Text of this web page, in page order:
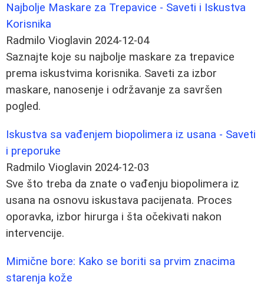
Najbolje Maskare za Trepavice - Saveti i Iskustva
Korisnika
Radmilo Vioglavin 2024-12-04
Saznajte koje su najbolje maskare za trepavice
prema iskustvima korisnika. Saveti za izbor
maskare, nanosenje i održavanje za savršen
pogled.
Iskustva sa vađenjem biopolimera iz usana - Saveti
i preporuke
Radmilo Vioglavin 2024-12-03
Sve što treba da znate o vađenju biopolimera iz
usana na osnovu iskustava pacijenata. Proces
oporavka, izbor hirurga i šta očekivati nakon
intervencije.
Mimične bore: Kako se boriti sa prvim znacima
starenja kože